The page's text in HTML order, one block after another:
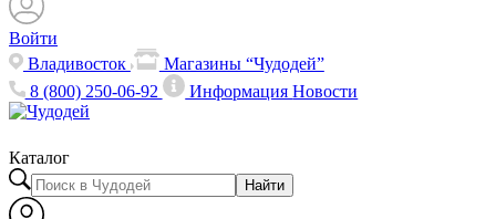
Войти
Владивосток
Магазины “Чудодей”
8 (800) 250-06-92
ИнформацияНовости
Каталог
Найти